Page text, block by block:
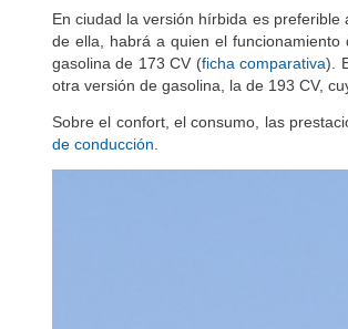
En ciudad la versión hírbida es
de ella, habrá a quien el
gasolina de 173 CV (ficha comparativa).
otra versión de gasolina, la de 193 CV,
Sobre el confort, el consumo, las
de conducción